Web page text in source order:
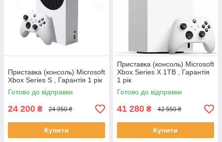
Приставка (консоль) Microsoft
Xbox Series S , Гарантія 1 рік
Готово до відправки
24 200 ₴ 24 950 ₴
Купити
Приставка (консоль) Microsoft
Xbox Series X 1TB , Гарантія
1 рік
Готово до відправки
41 280 ₴ 42 550 ₴
Купити